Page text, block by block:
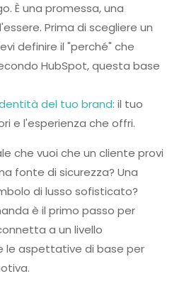
È una promessa, una
Prima di scegliere un
definire il "perché" che
HubSpot, questa base
del tuo brand: il tuo
e l'esperienza che offri.
che vuoi che un cliente provi
fonte di sicurezza? Una
di lusso sofisticato?
è il primo passo per
a un livello
le aspettative di base per